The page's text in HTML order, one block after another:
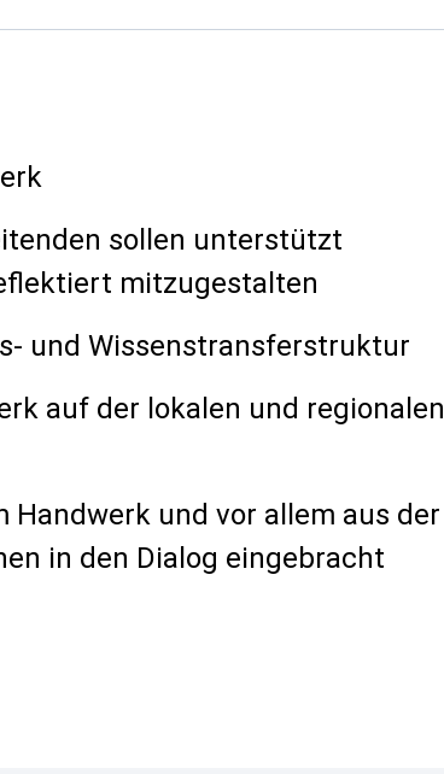
sollen unterstützt
mitzugestalten
und Wissenstransferstruktur
auf der lokalen und regionalen
Handwerk und vor allem aus der
in den Dialog eingebracht